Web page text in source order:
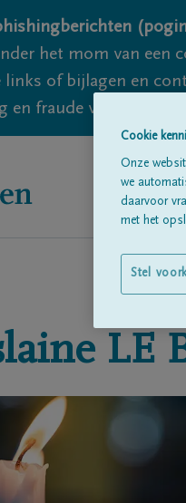
het mom van een
links of bijlagen en
en fraude vallen
LE
Cookie
Onze
we
daarvoor
met het
Stel